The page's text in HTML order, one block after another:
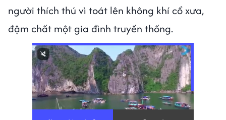
người thích thú vì toát lên không khí cổ xưa,
đậm chất một gia đình truyền thống.